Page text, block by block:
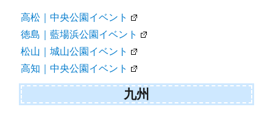
高松｜中央公園イベント
徳島｜藍場浜公園イベント
松山｜城山公園イベント
高知｜中央公園イベント
九州